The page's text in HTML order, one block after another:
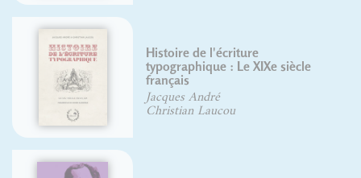
Histoire de l'écriture
typographique : Le XIXe siècle
français
Jacques André
Christian Laucou